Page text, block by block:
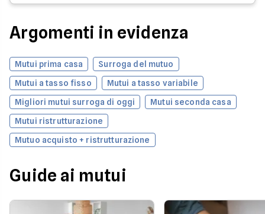
Argomenti in evidenza
Mutui prima casa
Surroga del mutuo
Mutui a tasso fisso
Mutui a tasso variabile
Migliori mutui surroga di oggi
Mutui seconda casa
Mutui ristrutturazione
Mutuo acquisto + ristrutturazione
Guide ai mutui